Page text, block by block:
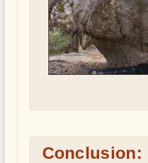
Conclusion: